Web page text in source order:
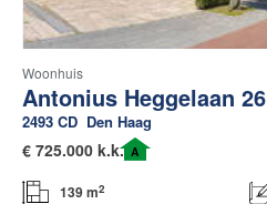
Woonhuis
Antonius Heggelaan 26
2493 CD Den Haag
€ 725.000 k.k. A
139 m2